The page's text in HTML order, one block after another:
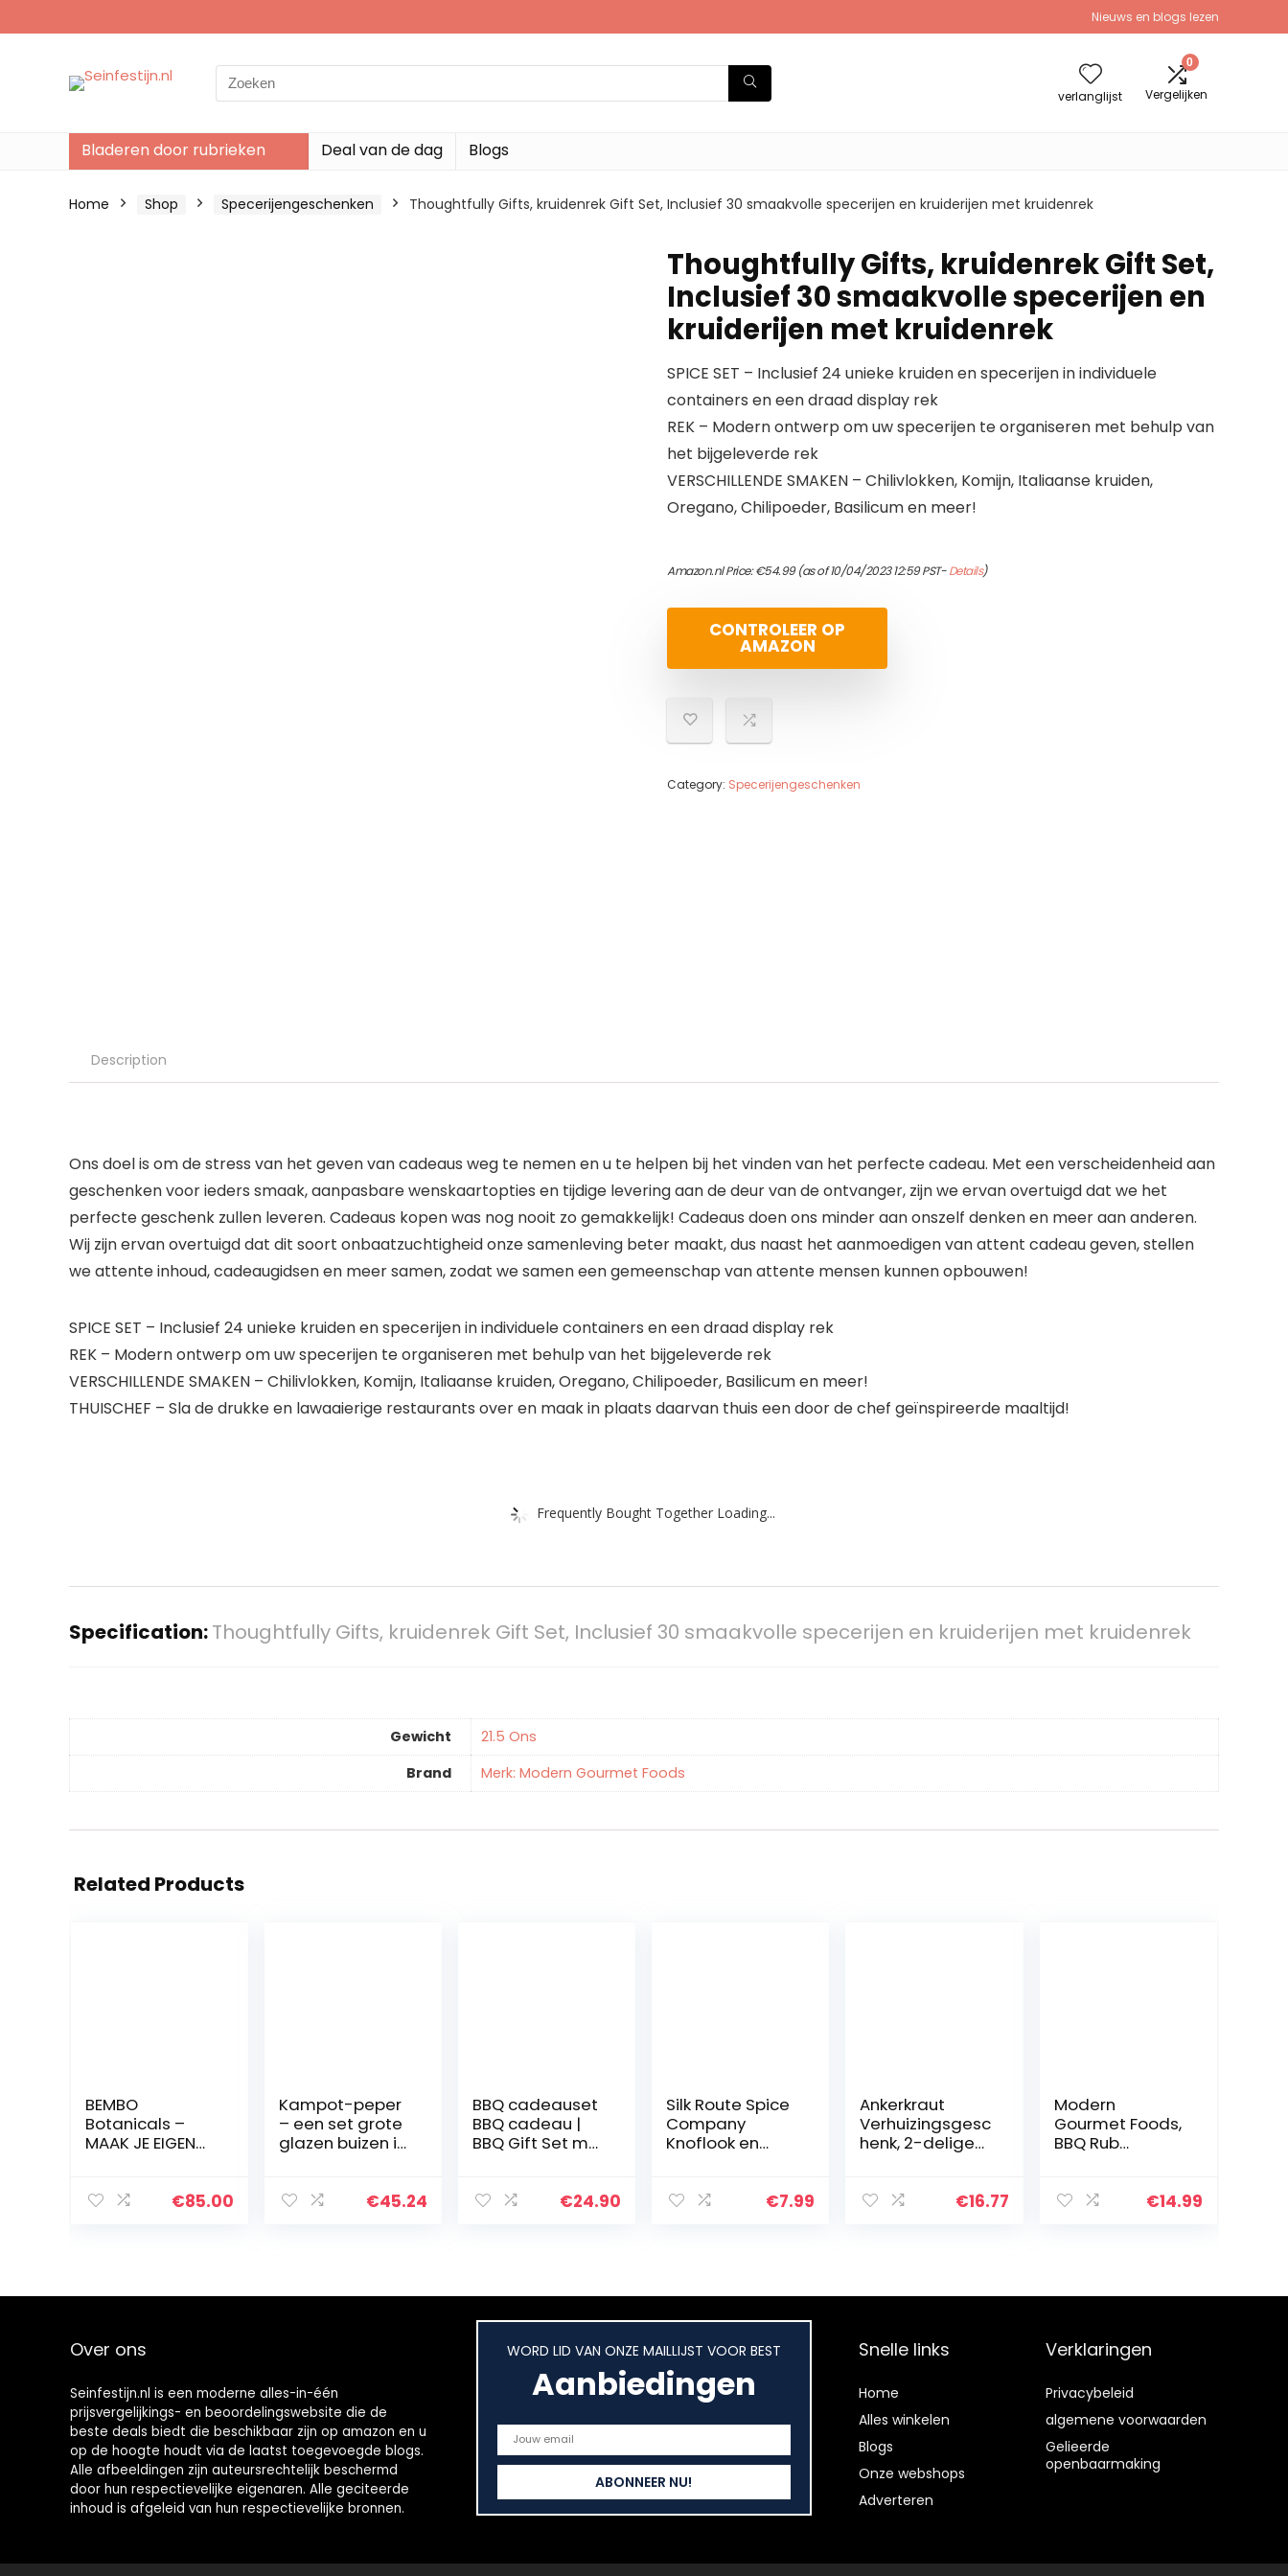
Nieuws en blogs lezen
Search
for:
verlanglijst
0
Vergelijken
Bladeren door rubrieken Deal van de dag Blogs
Home Shop Specerijengeschenken Thoughtfully Gifts, kruidenrek Gift Set, Inclusief 30 smaakvolle specerijen en kruiderijen met kruidenrek
Thoughtfully Gifts, kruidenrek Gift Set,
Inclusief 30 smaakvolle specerijen en
kruiderijen met kruidenrek
SPICE SET – Inclusief 24 unieke kruiden en specerijen in individuele
containers en een draad display rek
REK – Modern ontwerp om uw specerijen te organiseren met behulp van
het bijgeleverde rek
VERSCHILLENDE SMAKEN – Chilivlokken, Komijn, Italiaanse kruiden,
Oregano, Chilipoeder, Basilicum en meer!
Amazon.nl Price:€54.99(as of 10/04/2023 12:59 PST-Details)
CONTROLEER OP
AMAZON
Category: Specerijengeschenken
Description
Ons doel is om de stress van het geven van cadeaus weg te nemen en u te helpen bij het vinden van het perfecte cadeau. Met een verscheidenheid aan
geschenken voor ieders smaak, aanpasbare wenskaartopties en tijdige levering aan de deur van de ontvanger, zijn we ervan overtuigd dat we het
perfecte geschenk zullen leveren. Cadeaus kopen was nog nooit zo gemakkelijk! Cadeaus doen ons minder aan onszelf denken en meer aan anderen.
Wij zijn ervan overtuigd dat dit soort onbaatzuchtigheid onze samenleving beter maakt, dus naast het aanmoedigen van attent cadeau geven, stellen
we attente inhoud, cadeaugidsen en meer samen, zodat we samen een gemeenschap van attente mensen kunnen opbouwen!
SPICE SET – Inclusief 24 unieke kruiden en specerijen in individuele containers en een draad display rek
REK – Modern ontwerp om uw specerijen te organiseren met behulp van het bijgeleverde rek
VERSCHILLENDE SMAKEN – Chilivlokken, Komijn, Italiaanse kruiden, Oregano, Chilipoeder, Basilicum en meer!
THUISCHEF – Sla de drukke en lawaaierige restaurants over en maak in plaats daarvan thuis een door de chef geïnspireerde maaltijd!
Frequently Bought Together Loading...
Specification:Thoughtfully Gifts, kruidenrek Gift Set, Inclusief 30 smaakvolle specerijen en kruiderijen met kruidenrek
Gewicht
‎21.5 Ons
Brand
Merk: Modern Gourmet Foods
Related Products
BEMBO
Botanicals –
MAAK JE EIGEN
essentiële
€85.00
Kampot-peper
– een set grote
glazen buizen in
king (3 x 75 g)
€45.24
BBQ cadeauset
BBQ cadeau |
BBQ Gift Set met
cadeau-idee
€24.90
Silk Route Spice
Company
Knoflook en
€7.99
Ankerkraut
Verhuizingsgesc
henk, 2-delige
verzamelen van
€16.77
Modern
Gourmet Foods,
BBQ Rub
Kruidenmixen
€14.99
Over ons
Seinfestijn.nl is een moderne alles-in-één
prijsvergelijkings- en beoordelingswebsite die de
beste deals biedt die beschikbaar zijn op amazon en u
op de hoogte houdt via de laatst toegevoegde blogs.
Alle afbeeldingen zijn auteursrechtelijk beschermd
door hun respectievelijke eigenaren. Alle geciteerde
inhoud is afgeleid van hun respectievelijke bronnen.
WORD LID VAN ONZE MAILLIJST VOOR BEST
Aanbiedingen
Snelle links
Home
Alles winkelen
Blogs
Onze webshops
Adverteren
Verklaringen
Privacybeleid
algemene voorwaarden
Gelieerde
openbaarmaking